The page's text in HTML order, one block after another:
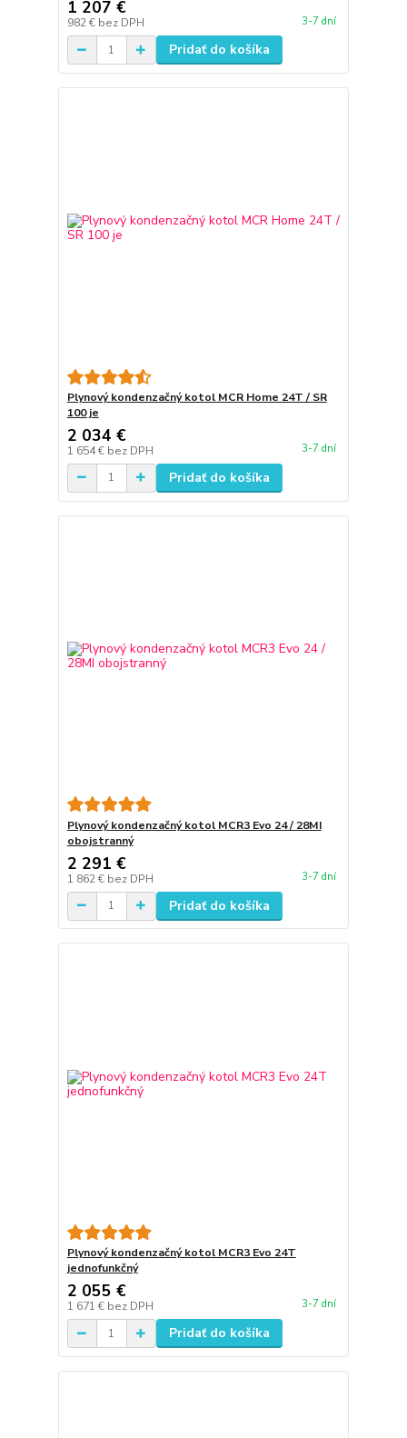
1 207 €
982 € bez DPH 3-7 dní
Pridať do košíka
Plynový kondenzačný kotol MCR Home 24T / SR
100 je
2 034 €
1 654 € bez DPH 3-7 dní
Pridať do košíka
Plynový kondenzačný kotol MCR3 Evo 24 / 28MI
obojstranný
2 291 €
1 862 € bez DPH 3-7 dní
Pridať do košíka
Plynový kondenzačný kotol MCR3 Evo 24T
jednofunkčný
2 055 €
1 671 € bez DPH 3-7 dní
Pridať do košíka